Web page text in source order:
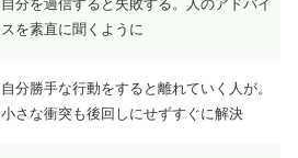
自分を過信すると失敗する。人のアドバイ
スを素直に聞くように
自分勝手な行動をすると離れていく人が。
小さな衝突も後回しにせずすぐに解決